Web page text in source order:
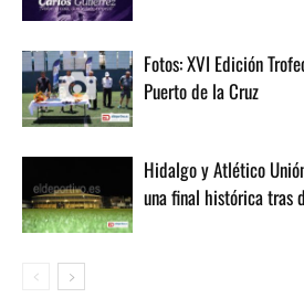
Fotos: XVI Edición
Puerto de la Cruz
Hidalgo y Atlético
una final histórica tras